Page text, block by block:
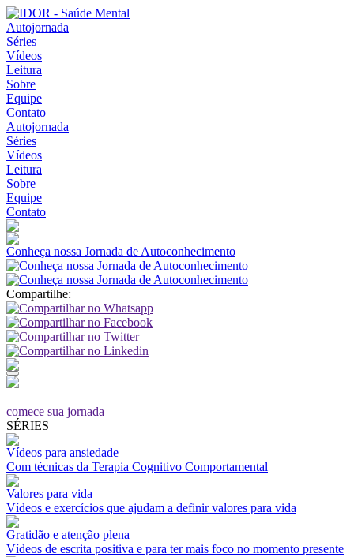
Autojornada
Séries
Vídeos
Leitura
Sobre
Equipe
Contato
Autojornada
Séries
Vídeos
Leitura
Sobre
Equipe
Contato
Conheça nossa Jornada de Autoconhecimento
Compartilhe:
comece sua jornada
SÉRIES
Vídeos para ansiedade
Com técnicas da Terapia Cognitivo Comportamental
Valores para vida
Vídeos e exercícios que ajudam a definir valores para vida
Gratidão e atenção plena
Vídeos de escrita positiva e para ter mais foco no momento presente